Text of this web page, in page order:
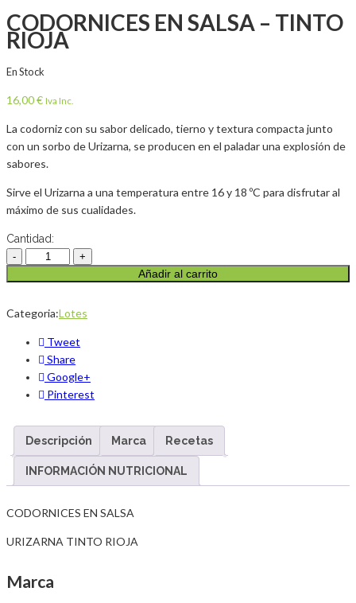
CODORNICES EN SALSA – TINTO
RIOJA
En Stock
16,00€ Iva Inc.
La codorniz con su sabor delicado, tierno y textura compacta junto
con un sorbo de Urizarna, se producen en el paladar una explosión de
sabores.
Sirve el Urizarna a una temperatura entre 16 y 18 ºC para disfrutar al
máximo de sus cualidades.
Cantidad:
Añadir al carrito
Categoria:Lotes
Tweet
Share
Google+
Pinterest
Descripción Marca Recetas
INFORMACIÓN NUTRICIONAL
CODORNICES EN SALSA
URIZARNA TINTO RIOJA
Marca